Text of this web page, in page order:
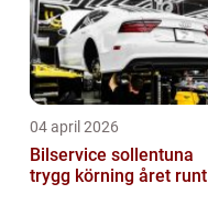
04 april 2026
Bilservice sollentuna
trygg körning året runt